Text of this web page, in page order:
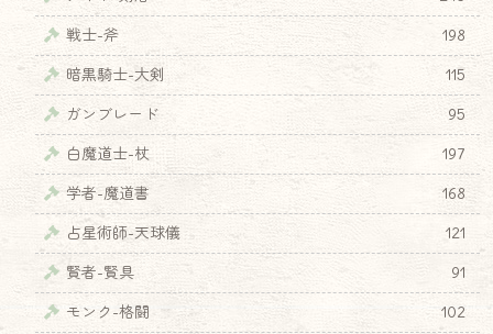
戦士-斧
198
暗黒騎士-大剣
115
ガンブレード
95
白魔道士-杖
197
学者-魔道書
168
占星術師-天球儀
121
賢者-賢具
91
モンク-格闘
102